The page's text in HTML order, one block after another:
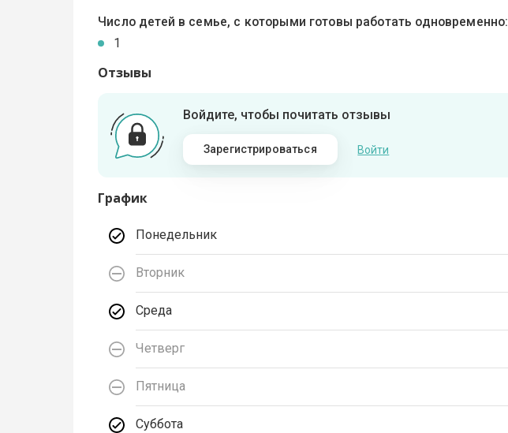
Число детей в семье, с которыми готовы работать одновременно:
1
Отзывы
Войдите, чтобы почитать отзывы
Зарегистрироваться Войти
График
Понедельник
Вторник
Среда
Четверг
Пятница
Суббота